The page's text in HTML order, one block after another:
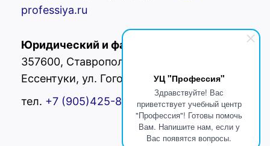
УЦ "Профессия"
Здравствуйте! Вас
приветствует учебный центр
"Профессия"! Готовы помочь
Вам. Напишите нам, если у
Вас появятся вопросы.
professiya.ru
Юридический и фактический адрес:
357600, Ставропольский край, г.
Ессентуки, ул. Гоголя 42
тел. +7 (905)425-80- 02